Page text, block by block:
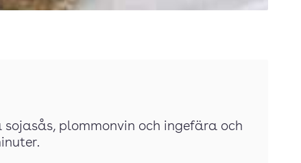
plommonvin och ingefära och